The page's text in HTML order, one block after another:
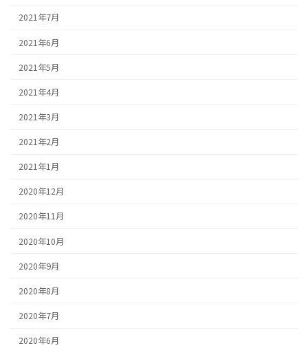
2021年7月
2021年6月
2021年5月
2021年4月
2021年3月
2021年2月
2021年1月
2020年12月
2020年11月
2020年10月
2020年9月
2020年8月
2020年7月
2020年6月